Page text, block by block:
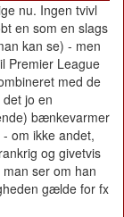
nu. Ingen tvivl
en som en slags
kan se) - men
Premier League
med de
jo en
bænkevarmer
om ikke andet,
og givetvis
ser om han
gælde for fx